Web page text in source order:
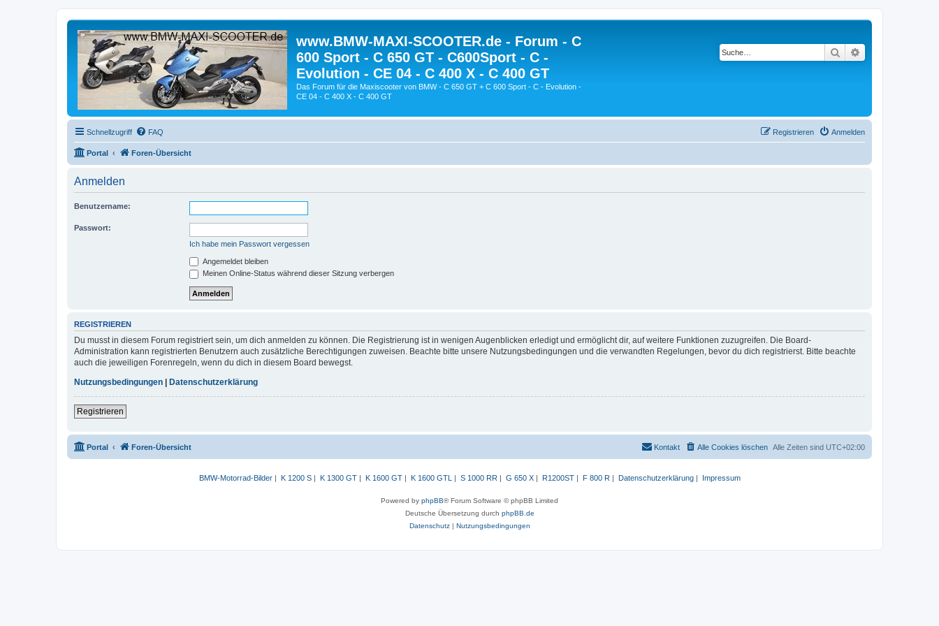
www.BMW-MAXI-SCOOTER.de - Forum - C
600 Sport - C 650 GT - C600Sport - C -
Evolution - CE 04 - C 400 X - C 400 GT
Das Forum für die Maxiscooter von BMW - C 650 GT + C 600 Sport - C - Evolution -
CE 04 - C 400 X - C 400 GT
Suche
Schnellzugriff FAQ Anmelden
Registrieren
Portal Foren-Übersicht
Anmelden
Benutzername:
Passwort:
Ich habe mein Passwort vergessen
Angemeldet bleiben
Meinen Online-Status während dieser Sitzung verbergen
REGISTRIEREN
Du musst in diesem Forum registriert sein, um dich anmelden zu können. Die Registrierung ist in wenigen Augenblicken erledigt und ermöglicht dir, auf weitere Funktionen zuzugreifen. Die Board-
Administration kann registrierten Benutzern auch zusätzliche Berechtigungen zuweisen. Beachte bitte unsere Nutzungsbedingungen und die verwandten Regelungen, bevor du dich registrierst. Bitte beachte
auch die jeweiligen Forenregeln, wenn du dich in diesem Board bewegst.
Nutzungsbedingungen
Datenschutzerklärung
Registrieren
Portal Foren-Übersicht Alle Zeiten sind UTC+02:00
Alle Cookies löschen
Kontakt
BMW-Motorrad-Bilder| K 1200 S| K 1300 GT| K 1600 GT| K 1600 GTL S 1000 RR G 650 X| R1200ST| F 800 R Datenschutzerklärung| Impressum
Powered by phpBB® Forum Software © phpBB Limited
Deutsche Übersetzung durch phpBB.de
Datenschutz| Nutzungsbedingungen